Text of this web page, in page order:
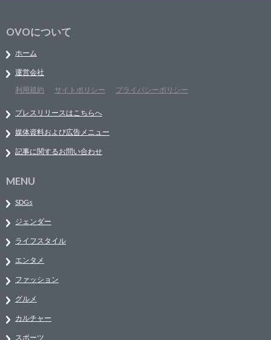
OVOについて
ホーム
運営会社
利用規約
サイトポリシー プライバシーポリシー
プレスリリースはこちらへ
媒体資料および広告メニュー
記事に関するお問い合わせ
MENU
SDGs
ジェンダー
ライフスタイル
エンタメ
ファッション
グルメ
カルチャー
スポーツ